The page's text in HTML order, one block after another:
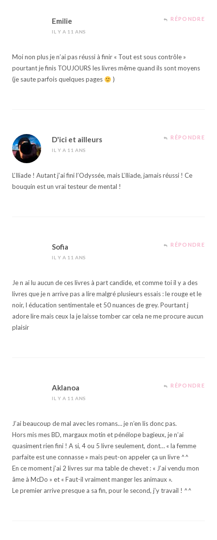
Emilie
IL Y A 11 ANS
RÉPONDRE
Moi non plus je n’ai pas réussi à finir « Tout est sous contrôle »
pourtant je finis TOUJOURS les livres même quand ils sont moyens
(je saute parfois quelques pages
)
D'ici et ailleurs
IL Y A 11 ANS
RÉPONDRE
L’Iliade ! Autant j’ai fini l’Odyssée, mais L’Iliade, jamais réussi ! Ce
bouquin est un vrai testeur de mental !
Sofia
IL Y A 11 ANS
RÉPONDRE
Je n ai lu aucun de ces livres à part candide, et comme toi il y a des
livres que je n arrive pas a lire malgré plusieurs essais : le rouge et le
noir, l éducation sentimentale et 50 nuances de grey. Pourtant j
adore lire mais ceux la je laisse tomber car cela ne me procure aucun
plaisir
Aklanoa
IL Y A 11 ANS
RÉPONDRE
J’ai beaucoup de mal avec les romans… je n’en lis donc pas.
Hors mis mes BD, margaux motin et pénélope bagieux, je n’ai
quasiment rien fini ! A si, 4 ou 5 livre seulement, dont… « la femme
parfaite est une connasse » mais peut-on appeler ça un livre ^^
En ce moment j’ai 2 livres sur ma table de chevet : « J’ai vendu mon
âme à McDo » et « Faut-il vraiment manger les animaux ».
Le premier arrive presque a sa fin, pour le second, j’y travail ! ^^